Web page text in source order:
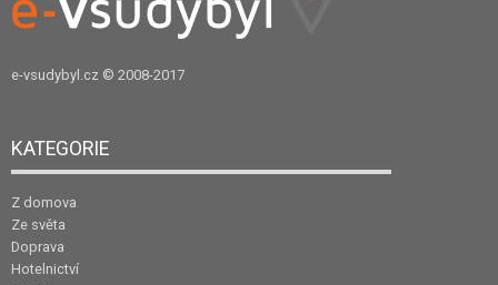
e-vsudybyl.cz © 2008-2017
KATEGORIE
Z domova
Ze světa
Doprava
Hotelnictví